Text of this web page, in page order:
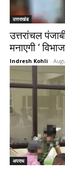
उत्तराखंड
उत्तरांचल
मनाएगी ‘
Indresh Kohli -
अपराध